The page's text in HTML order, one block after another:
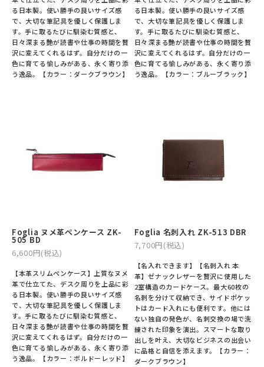
る日本製。使い勝手の良いサイズ感
で、大切な筆記具を優しく保護しま
す。手に取るたびに馴染む質感と、
日々深まる艶が読書や仕事の時間を贅
沢に変えてくれるはず。自分だけの一
色に育てる愉しみがある、永く寄り添
う逸品。【カラー：ダークブラウン】
る日本製。使い勝手の良いサイズ感
で、大切な筆記具を優しく保護しま
す。手に取るたびに馴染む質感と、
日々深まる艶が読書や仕事の時間を贅
沢に変えてくれるはず。自分だけの一
色に育てる愉しみがある、永く寄り添
う逸品。【カラー：ブルーブラック】
Foglia ヌメ革ペンケース ZK-
505 BD
6,600円(税込)
【本革スリムペンケース】上質なヌメ
革で仕立てた、デスク周りを上品に彩
る日本製。使い勝手の良いサイズ感
で、大切な筆記具を優しく保護しま
す。手に取るたびに馴染む質感と、
日々深まる艶が読書や仕事の時間を贅
沢に変えてくれるはず。自分だけの一
色に育てる愉しみがある、永く寄り添
う逸品。【カラー：ボルドーレッド】
Foglia 名刺入れ ZK-513 DBR
7,700円(税込)
【名入れできます】【名刺入れ 本
革】ゼナックレザーを贅沢に使用した
2室構造のカードケース。最大60枚の
名刺を分けて収納でき、サイドポケッ
トはカード入れにも便利です。他には
ない独自の発色が、名刺交換の場で洗
練された印象を演出。スマートな取り
出しを叶え、大切なビジネスの出会い
に品格と自信を添えます。【カラー：
ダークブラウン】